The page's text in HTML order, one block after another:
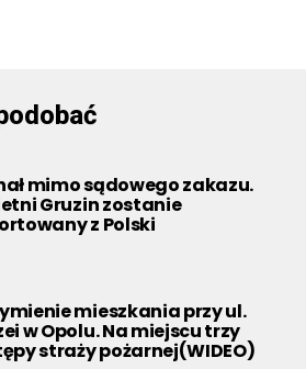
mimo sądowego zakazu.
Gruzin zostanie
z Polski
mieszkania przy ul.
w Opolu. Na miejscu trzy
straży pożarnej(WIDEO)